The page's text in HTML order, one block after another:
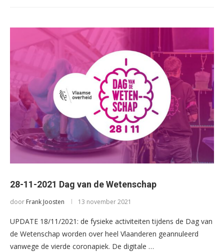
28-11-2021 Dag van de Wetenschap
door Frank Joosten 13 november 2021
UPDATE 18/11/2021: de fysieke activiteiten tijdens de Dag van
de Wetenschap worden over heel Vlaanderen geannuleerd
vanwege de vierde coronapiek. De digitale …